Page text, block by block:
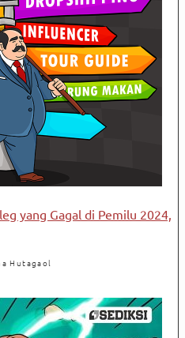
yang Gagal di Pemilu 2024,
Hutagaol